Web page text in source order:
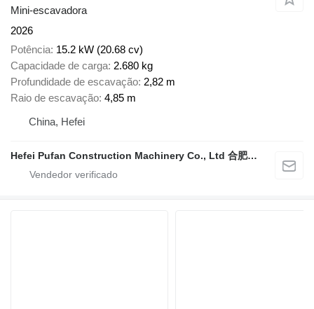
Mini-escavadora
2026
Potência 15.2 kW (20.68 cv)
Capacidade de carga 2.680 kg
Profundidade de escavação 2,82 m
Raio de escavação 4,85 m
China, Hefei
Hefei Pufan Construction Machinery Co., Ltd 合肥朴凡工程机械有限公司